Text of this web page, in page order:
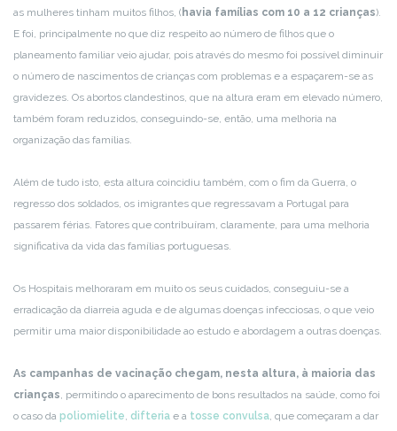
as mulheres tinham muitos filhos, ( havia famílias com 10 a 12 crianças).
E foi, principalmente no que diz respeito ao número de filhos que o
planeamento familiar veio ajudar, pois através do mesmo foi possível diminuir
o número de nascimentos de crianças com problemas e a espaçarem-se as
gravidezes. Os abortos clandestinos, que na altura eram em elevado número,
também foram reduzidos, conseguindo-se, então, uma melhoria na
organização das famílias.
Além de tudo isto, esta altura coincidiu também, com o fim da Guerra, o
regresso dos soldados, os imigrantes que regressavam a Portugal para
passarem férias. Fatores que contribuíram, claramente, para uma melhoria
significativa da vida das famílias portuguesas.
Os Hospitais melhoraram em muito os seus cuidados, conseguiu-se a
erradicação da diarreia aguda e de algumas doenças infecciosas, o que veio
permitir uma maior disponibilidade ao estudo e abordagem a outras doenças.
As campanhas de vacinação chegam, nesta altura, à maioria das
crianças, permitindo o aparecimento de bons resultados na saúde, como foi
o caso da poliomielite, difteria e a tosse convulsa, que começaram a dar